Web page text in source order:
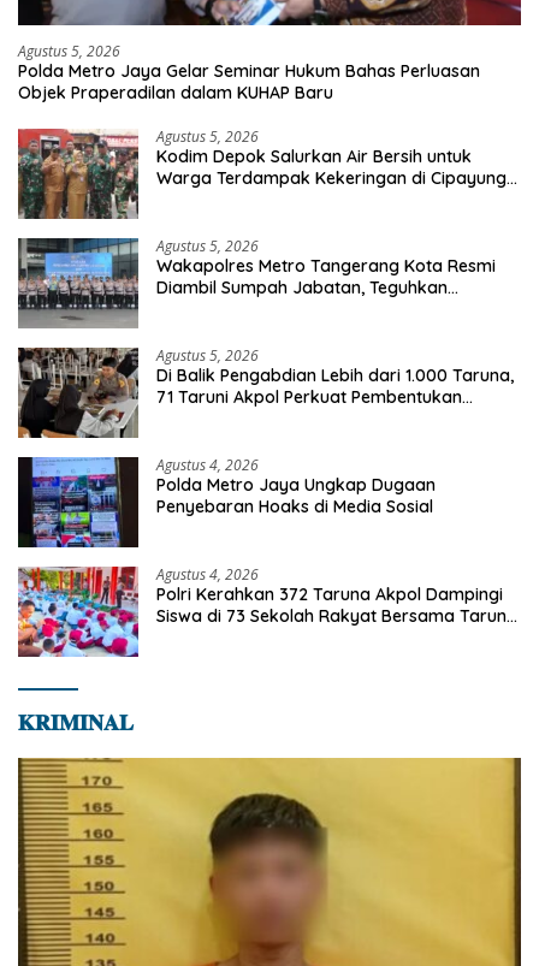
Agustus 5, 2026
Polda Metro Jaya Gelar Seminar Hukum Bahas Perluasan
Objek Praperadilan dalam KUHAP Baru
Agustus 5, 2026
Kodim Depok Salurkan Air Bersih untuk
Warga Terdampak Kekeringan di Cipayung
Agustus 5, 2026
Wakapolres Metro Tangerang Kota Resmi
Diambil Sumpah Jabatan, Teguhkan
Agustus 5, 2026
Di Balik Pengabdian Lebih dari 1.000 Taruna,
71 Taruni Akpol Perkuat Pembentukan
Agustus 4, 2026
Polda Metro Jaya Ungkap Dugaan
Penyebaran Hoaks di Media Sosial
Agustus 4, 2026
Polri Kerahkan 372 Taruna Akpol Dampingi
Siswa di 73 Sekolah Rakyat Bersama Taruna
𝐊𝐑𝐈𝐌𝐈𝐍𝐀𝐋